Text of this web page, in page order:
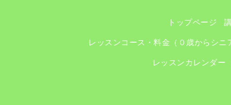
トップページ
レッスンコース・料金（０歳からシニ
レッスンカレンダー